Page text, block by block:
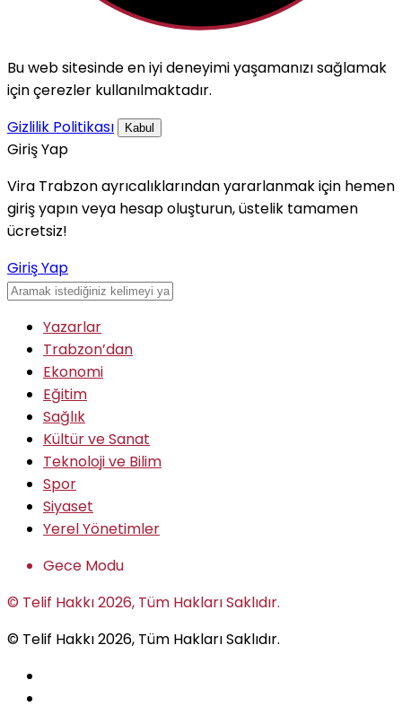
Bu web sitesinde en iyi deneyimi yaşamanızı sağlamak
için çerezler kullanılmaktadır.
Gizlilik Politikası
Kabul
Giriş Yap
Vira Trabzon ayrıcalıklarından yararlanmak için hemen
giriş yapın veya hesap oluşturun, üstelik tamamen
ücretsiz!
Giriş Yap
Yazarlar
Trabzon’dan
Ekonomi
Eğitim
Sağlık
Kültür ve Sanat
Teknoloji ve Bilim
Spor
Siyaset
Yerel Yönetimler
Gece Modu
© Telif Hakkı 2026, Tüm Hakları Saklıdır.
© Telif Hakkı 2026, Tüm Hakları Saklıdır.